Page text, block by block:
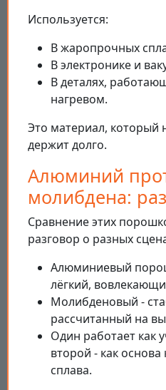
Используется:
В жаропрочных
В электронике и
В деталях,
нагревом.
Это материал, который
держит долго.
Алюминий
молибдена:
Сравнение этих
разговор о разных
Алюминиевый
лёгкий,
Молибденовый -
рассчитанный на
Один работает как
второй - как
сплава.